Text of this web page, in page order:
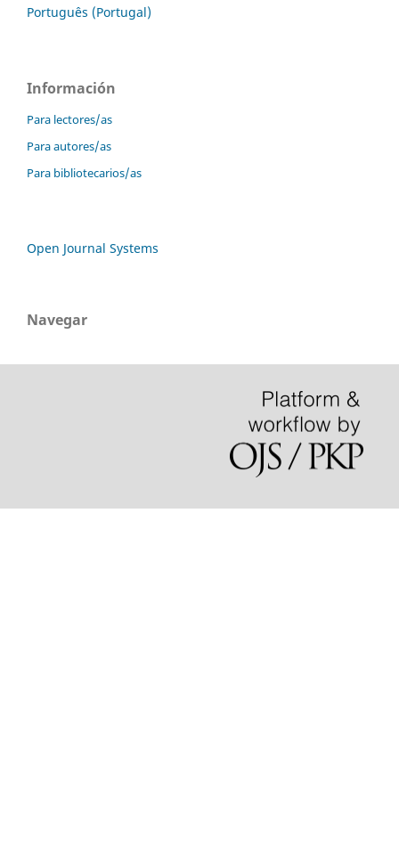
Português (Portugal)
Información
Para lectores/as
Para autores/as
Para bibliotecarios/as
Open Journal Systems
Navegar